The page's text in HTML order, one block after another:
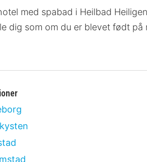
med spabad i Heilbad
dig som om du er blevet født